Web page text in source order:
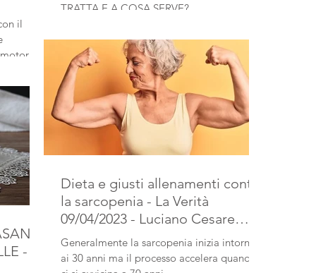
il
TRATTA E A COSA SERVE?
-
Dieta e giusti allenamenti contro
la sarcopenia - La Verità
09/04/2023 - Luciano Cesare
Bassani
Generalmente la sarcopenia inizia intorno
ai 30 anni ma il processo accelera quando